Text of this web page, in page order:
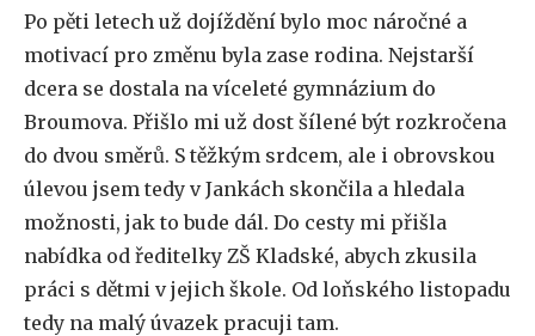
Po pěti letech už dojíždění bylo moc náročné a
motivací pro změnu byla zase rodina. Nejstarší
dcera se dostala na víceleté gymnázium do
Broumova. Přišlo mi už dost šílené být rozkročena
do dvou směrů. S těžkým srdcem, ale i obrovskou
úlevou jsem tedy v Jankách skončila a hledala
možnosti, jak to bude dál. Do cesty mi přišla
nabídka od ředitelky ZŠ Kladské, abych zkusila
práci s dětmi v jejich škole. Od loňského listopadu
tedy na malý úvazek pracuji tam.